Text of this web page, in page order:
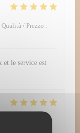
Qualità / Prezzo :
et le service est